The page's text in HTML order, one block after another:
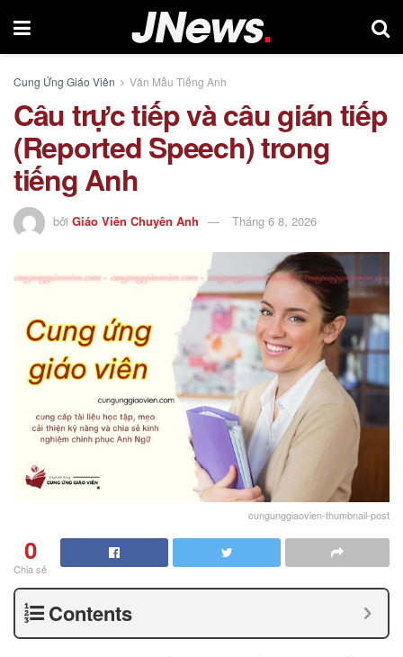
Cung Ứng Giáo Viên Văn Mẫu Tiếng Anh
Câu trực tiếp và câu gián tiếp
(Reported Speech) trong
tiếng Anh
bởi Giáo Viên Chuyên Anh Tháng 6 8, 2026
cungunggiaovien-thumbnail-post
0
Chia sẻ
Contents